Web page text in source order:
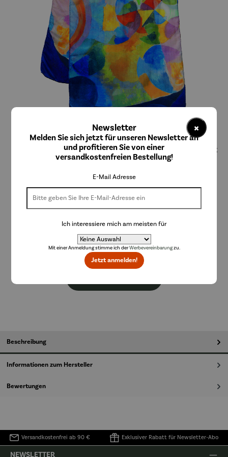
ars mundi
Seidenschal | Formes Circulaires (1912) – Robert
Delaunay
110,00 €
Lieferzeit 2-3 Tage
Beschreibung
Informationen zum Hersteller
Bewertungen
Versandkostenfrei ab 90 € Exklusiver Rabatt für Newsletter-Abo
NEWSLETTER
×
Newsletter
Melden Sie sich jetzt für unseren Newsletter an
und profitieren Sie von einer
versandkostenfreien Bestellung!
E-Mail Adresse
Ich interessiere mich am meisten für
Mit einer Anmeldung stimme ich derWerbevereinbarungzu.
Jetzt anmelden!